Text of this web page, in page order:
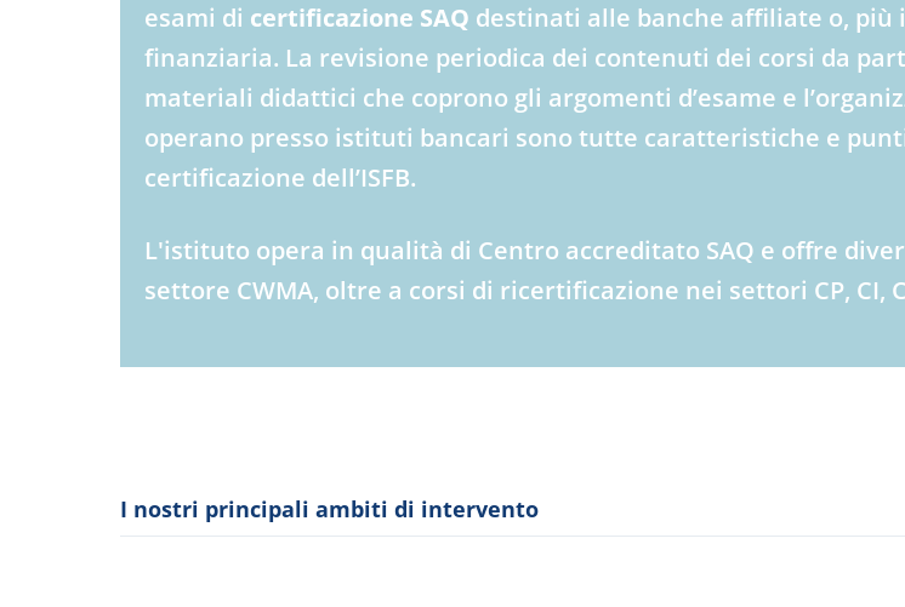
esami di certificazione SAQ destinati alle banche affiliate o, più
finanziaria. La revisione periodica dei contenuti dei corsi da
materiali didattici che coprono gli argomenti d’esame e
operano presso istituti bancari sono tutte caratteristiche e
certificazione dell’ISFB.
L'istituto opera in qualità di Centro accreditato SAQ e offre
settore CWMA, oltre a corsi di ricertificazione nei settori CP, CI,
I nostri principali ambiti di intervento